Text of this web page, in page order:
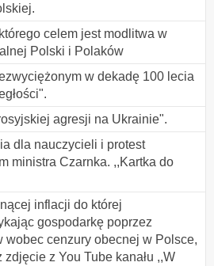
celem jest modlitwa w
Polski i Polaków
w dekadę 100 lecia
agresji na Ukrainie".
dla nauczycieli i protest
ministra Czarnka. ,,Kartka do
inflacji do której
gospodarkę poprzez
wobec cenzury obecnej w Polsce,
z You Tube kanału ,,W